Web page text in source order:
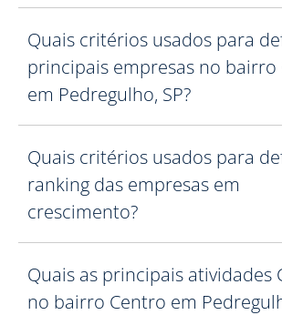
Quais critérios usados para
principais empresas no bairro
em Pedregulho, SP?
Quais critérios usados para
ranking das empresas em
crescimento?
Quais as principais atividades
no bairro Centro em